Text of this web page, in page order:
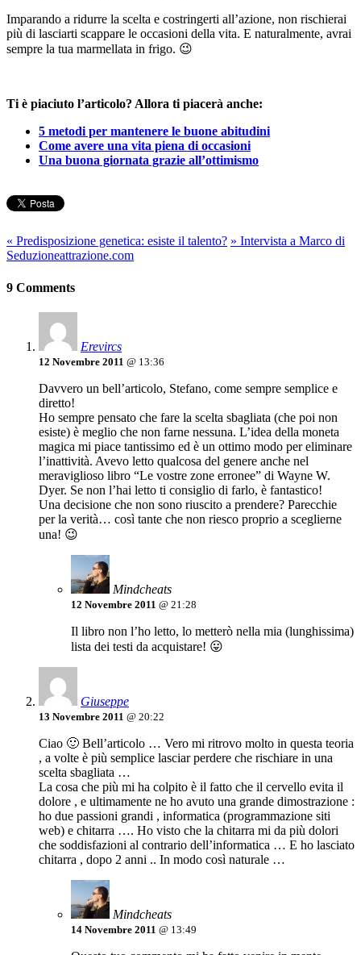
Imparando a ridurre la scelta e costringerti all’azione, non rischierai
più di lasciarti scappare le occasioni della vita. E naturalmente, avrai
sempre la tua marmellata in frigo. 😉
Ti è piaciuto l’articolo? Allora ti piacerà anche:
5 metodi per mantenere le buone abitudini
Come avere una vita piena di occasioni
Una buona giornata grazie all’ottimismo
« Predisposizione genetica: esiste il talento? » Intervista a Marco di
Seduzioneattrazione.com
9 Comments
Erevircs
12 Novembre 2011 @ 13:36
Davvero un bell’articolo, Stefano, come sempre semplice e
diretto!
Ho sempre pensato che fare la scelta sbagliata (che poi non
esiste) è meglio che non farne nessuna. L’idea della moneta
magica mi piace tantissimo ed è un ottimo modo per eliminare
l’inattività. Avevo letto qualcosa del genere anche nel
meraviglioso libro “Le vostre zone erronee” di Wayne W.
Dyer. Se non l’hai letto ti consiglio di farlo, è fantastico!
Una decisione che non sono riuscito a prendere? Parecchie
per la verità… così tante che non riesco proprio a sceglierne
una! 😉
Mindcheats
12 Novembre 2011 @ 21:28
Il libro non l’ho letto, lo metterò nella mia (lunghissima)
lista dei testi da acquistare! 😛
Giuseppe
13 Novembre 2011 @ 20:22
Ciao 🙂 Bell’articolo … Vero mi ritrovo molto in questa teoria
, a volte è più semplice lasciar perdere che rischiare in una
scelta sbagliata …
La cosa che più mi ha colpito è il fatto che il cervello evita il
dolore , e ultimamente ne ho avuto una grande dimostrazione :
ho due passioni grandi , informatica (programmazione siti
web) e chitarra …. Ho visto che la chitarra mi da più dolori
che soddisfazioni al contrario dell’informatica … E ho lasciato
chitarra , dopo 2 anni .. In modo così naturale …
Mindcheats
14 Novembre 2011 @ 13:49